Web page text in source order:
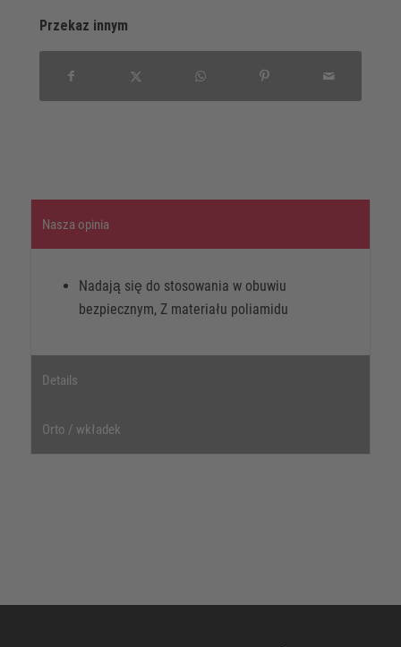
Przekaz innym
Nasza opinia
Nadają się do stosowania w obuwiu
bezpiecznym, Z materiału poliamidu
Details
Orto / wkładek